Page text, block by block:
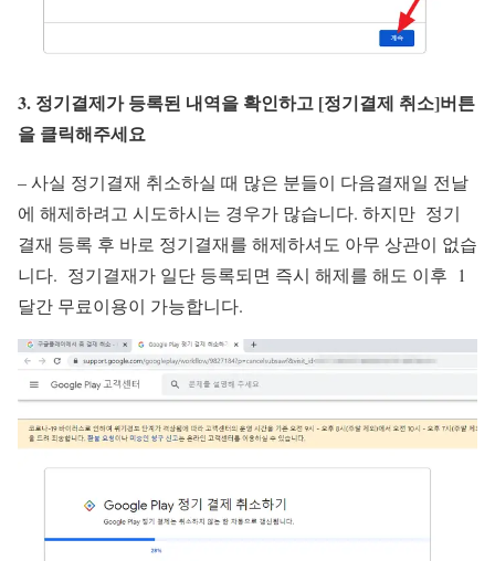
3. 정기결제가 등록된 내역을 확인하고 [정기결제 취소]버튼
을 클릭해주세요
– 사실 정기결재 취소하실 때 많은 분들이 다음결재일 전날
에 해제하려고 시도하시는 경우가 많습니다. 하지만 정기
결재 등록 후 바로 정기결재를 해제하셔도 아무 상관이 없습
니다. 정기결재가 일단 등록되면 즉시 해제를 해도 이후 1
달간 무료이용이 가능합니다.